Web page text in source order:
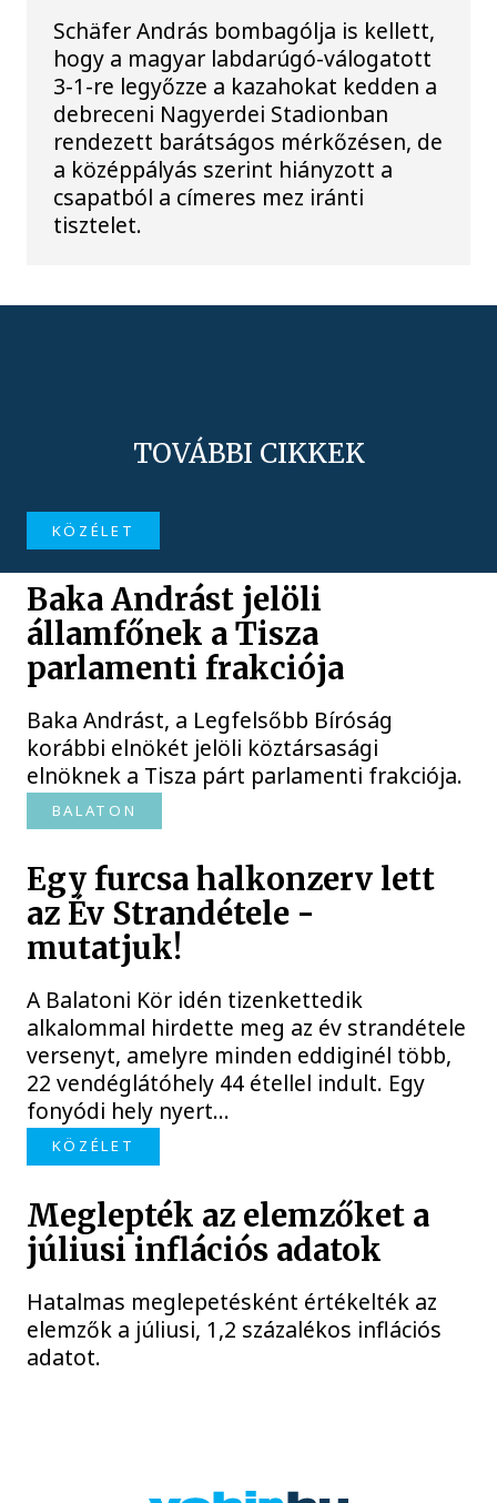
Schäfer András bombagólja is kellett,
hogy a magyar labdarúgó-válogatott
3-1-re legyőzze a kazahokat kedden a
debreceni Nagyerdei Stadionban
rendezett barátságos mérkőzésen, de
a középpályás szerint hiányzott a
csapatból a címeres mez iránti
tisztelet.
TOVÁBBI CIKKEK
KÖZÉLET
Baka Andrást jelöli
államfőnek a Tisza
parlamenti frakciója
Baka Andrást, a Legfelsőbb Bíróság
korábbi elnökét jelöli köztársasági
elnöknek a Tisza párt parlamenti frakciója.
BALATON
Egy furcsa halkonzerv lett
az Év Strandétele -
mutatjuk!
A Balatoni Kör idén tizenkettedik
alkalommal hirdette meg az év strandétele
versenyt, amelyre minden eddiginél több,
22 vendéglátóhely 44 étellel indult. Egy
fonyódi hely nyert...
KÖZÉLET
Meglepték az elemzőket a
júliusi inflációs adatok
Hatalmas meglepetésként értékelték az
elemzők a júliusi, 1,2 százalékos inflációs
adatot.